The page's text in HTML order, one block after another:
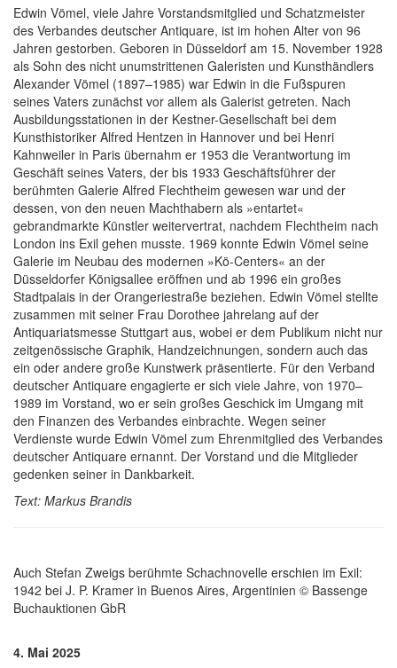
Edwin Vömel, viele Jahre Vorstandsmitglied und Schatzmeister
des Verbandes deutscher Antiquare, ist im hohen Alter von 96
Jahren gestorben. Geboren in Düsseldorf am 15. November 1928
als Sohn des nicht unumstrittenen Galeristen und Kunsthändlers
Alexander Vömel (1897–1985) war Edwin in die Fußspuren
seines Vaters zunächst vor allem als Galerist getreten. Nach
Ausbildungsstationen in der Kestner-Gesellschaft bei dem
Kunsthistoriker Alfred Hentzen in Hannover und bei Henri
Kahnweiler in Paris übernahm er 1953 die Verantwortung im
Geschäft seines Vaters, der bis 1933 Geschäftsführer der
berühmten Galerie Alfred Flechtheim gewesen war und der
dessen, von den neuen Machthabern als »entartet«
gebrandmarkte Künstler weitervertrat, nachdem Flechtheim nach
London ins Exil gehen musste. 1969 konnte Edwin Vömel seine
Galerie im Neubau des modernen »Kö-Centers« an der
Düsseldorfer Königsallee eröffnen und ab 1996 ein großes
Stadtpalais in der Orangeriestraße beziehen. Edwin Vömel stellte
zusammen mit seiner Frau Dorothee jahrelang auf der
Antiquariatsmesse Stuttgart aus, wobei er dem Publikum nicht nur
zeitgenössische Graphik, Handzeichnungen, sondern auch das
ein oder andere große Kunstwerk präsentierte. Für den Verband
deutscher Antiquare engagierte er sich viele Jahre, von 1970–
1989 im Vorstand, wo er sein großes Geschick im Umgang mit
den Finanzen des Verbandes einbrachte. Wegen seiner
Verdienste wurde Edwin Vömel zum Ehrenmitglied des Verbandes
deutscher Antiquare ernannt. Der Vorstand und die Mitglieder
gedenken seiner in Dankbarkeit.
Text: Markus Brandis
Auch Stefan Zweigs berühmte Schachnovelle erschien im Exil:
1942 bei J. P. Kramer in Buenos Aires, Argentinien © Bassenge
Buchauktionen GbR
4. Mai 2025